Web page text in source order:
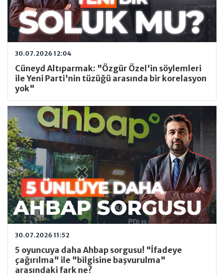
30.07.2026 12:04
Cüneyd Altıparmak: "Özgür Özel'in söylemleri
ile Yeni Parti'nin tüzüğü arasında bir korelasyon
yok"
30.07.2026 11:52
5 oyuncuya daha Ahbap sorgusu! "İfadeye
çağırılma" ile "bilgisine başvurulma"
arasındaki fark ne?